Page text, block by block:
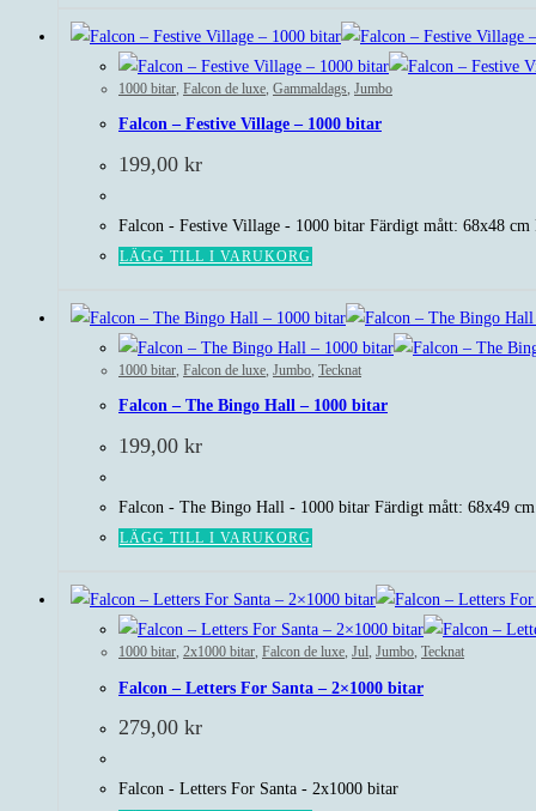
1000 bitar Falcon de luxe Gammaldags Jumbo
Falcon – Festive Village – 1000 bitar
199,00 kr
Falcon - Festive Village - 1000 bitar Färdigt mått: 68x48
LÄGG TILL I VARUKORG
1000 bitar Falcon de luxe Jumbo Tecknat
Falcon – The Bingo Hall – 1000 bitar
199,00 kr
Falcon - The Bingo Hall - 1000 bitar Färdigt mått: 68x49
LÄGG TILL I VARUKORG
1000 bitar, 2x1000 bitar, Falcon de luxe, Jul, Jumbo, Tecknat
Falcon – Letters For Santa – 2×1000 bitar
279,00 kr
Falcon - Letters For Santa - 2x1000 bitar